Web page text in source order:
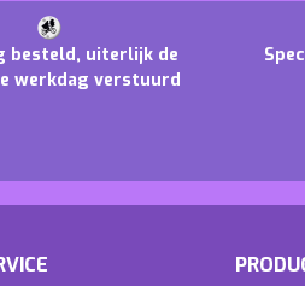
besteld, uiterlijk de
werkdag verstuurd